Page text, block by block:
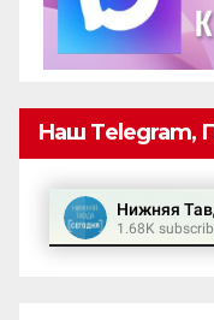
Наш Telegram,